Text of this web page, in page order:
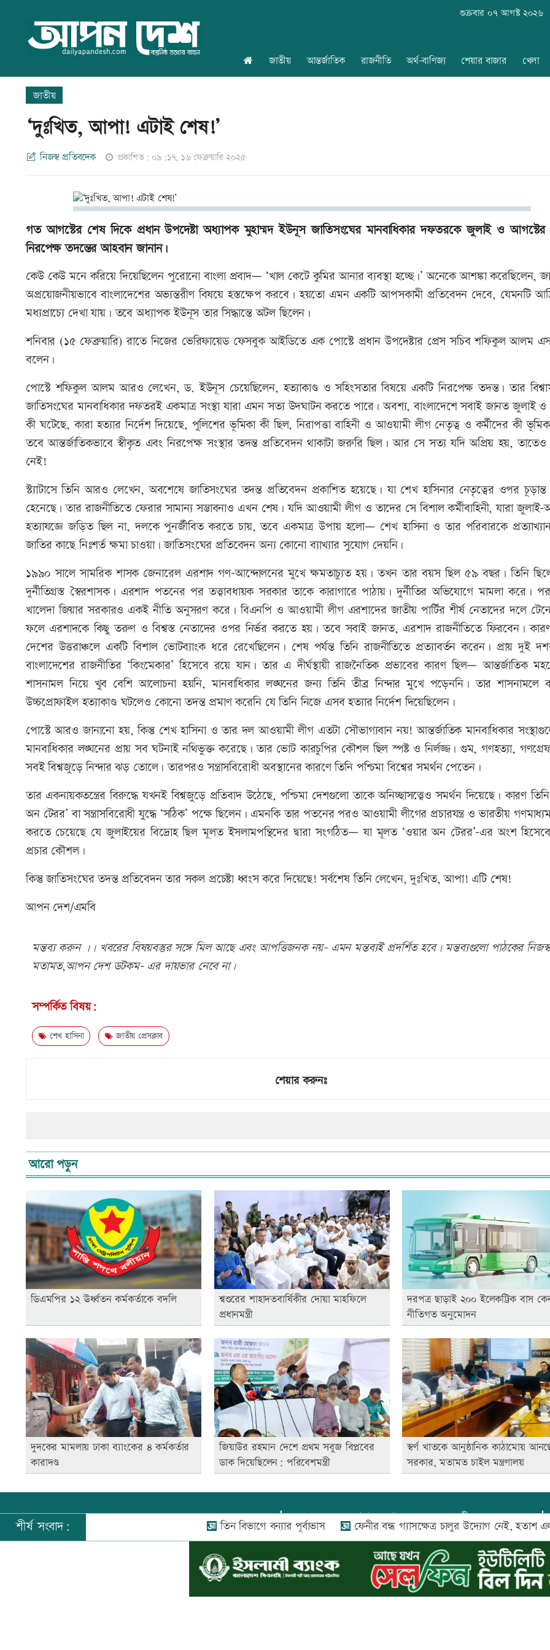
শুক্রবার ০৭ আগস্ট ২০২৬
জাতীয় আন্তর্জাতিক রাজনীতি অর্থ-বাণিজ্য শেয়ার বাজার খেলা
জাতীয়
‘দুঃখিত, আপা! এটাই শেষ!’
নিজস্ব প্রতিবদেক প্রকাশিত: ০৯:১৭, ১৬ ফেব্রুয়ারি ২০২৫
গত আগস্টের শেষ দিকে প্রধান উপদেষ্টা অধ্যাপক মুহাম্মদ ইউনূস জাতিসংঘের মানবাধিকার দফতরকে জুলাই ও আগস্টের
নিরপেক্ষ তদন্তের আহবান জানান।
কেউ কেউ মনে করিয়ে দিয়েছিলেন পুরোনো বাংলা প্রবাদ— ‘খাল কেটে কুমির আনার ব্যবস্থা হচ্ছে।’ অনেকে আশঙ্কা করেছিলেন,
অপ্রয়োজনীয়ভাবে বাংলাদেশের অভ্যন্তরীণ বিষয়ে হস্তক্ষেপ করবে। হয়তো এমন একটি আপসকামী প্রতিবেদন দেবে, যেমনটি
মধ্যপ্রাচ্যে দেখা যায়। তবে অধ্যাপক ইউনূস তার সিদ্ধান্তে অটল ছিলেন।
শনিবার (১৫ ফেব্রুয়ারি) রাতে নিজের ভেরিফায়েড ফেসবুক আইডিতে এক পোস্টে প্রধান উপদেষ্টার প্রেস সচিব শফিকুল আলম
বলেন।
পোস্টে শফিকুল আলম আরও লেখেন, ড. ইউনূস চেয়েছিলেন, হত্যাকাণ্ড ও সহিংসতার বিষয়ে একটি নিরপেক্ষ তদন্ত। তার
জাতিসংঘের মানবাধিকার দফতরই একমাত্র সংস্থা যারা এমন সত্য উদঘাটন করতে পারে। অবশ্য, বাংলাদেশে সবাই জানত জুলাই
কী ঘটেছে, কারা হত্যার নির্দেশ দিয়েছে, পুলিশের ভূমিকা কী ছিল, নিরাপত্তা বাহিনী ও আওয়ামী লীগ নেতৃত্ব ও কর্মীদের কী
তবে আন্তর্জাতিকভাবে স্বীকৃত এবং নিরপেক্ষ সংস্থার তদন্ত প্রতিবেদন থাকাটা জরুরি ছিল। আর সে সত্য যদি অপ্রিয় হয়,
নেই!
স্ট্যাটাসে তিনি আরও লেখেন, অবশেষে জাতিসংঘের তদন্ত প্রতিবেদন প্রকাশিত হয়েছে। যা শেখ হাসিনার নেতৃত্বের ওপর
হেনেছে। তার রাজনীতিতে ফেরার সামান্য সম্ভাবনাও এখন শেষ। যদি আওয়ামী লীগ ও তাদের সে বিশাল কর্মীবাহিনী, যারা জুলাই-
হত্যাযজ্ঞে জড়িত ছিল না, দলকে পুনর্জীবিত করতে চায়, তবে একমাত্র উপায় হলো— শেখ হাসিনা ও তার পরিবারকে
জাতির কাছে নিঃশর্ত ক্ষমা চাওয়া। জাতিসংঘের প্রতিবেদন অন্য কোনো ব্যাখ্যার সুযোগ দেয়নি।
১৯৯০ সালে সামরিক শাসক জেনারেল এরশাদ গণ-আন্দোলনের মুখে ক্ষমতাচ্যুত হয়। তখন তার বয়স ছিল ৫৯ বছর। তিনি
দুর্নীতিগ্রস্ত স্বৈরশাসক। এরশাদ পতনের পর তত্ত্বাবধায়ক সরকার তাকে কারাগারে পাঠায়। দুর্নীতির অভিযোগে মামলা করে।
খালেদা জিয়ার সরকারও একই নীতি অনুসরণ করে। বিএনপি ও আওয়ামী লীগ এরশাদের জাতীয় পার্টির শীর্ষ নেতাদের দলে
ফলে এরশাদকে কিছু তরুণ ও বিশ্বস্ত নেতাদের ওপর নির্ভর করতে হয়। তবে সবাই জানত, এরশাদ রাজনীতিতে ফিরবেন।
দেশের উত্তরাঞ্চলে একটি বিশাল ভোটব্যাংক ধরে রেখেছিলেন। শেষ পর্যন্ত তিনি রাজনীতিতে প্রত্যাবর্তন করেন। প্রায় দুই
বাংলাদেশের রাজনীতির ‘কিংমেকার’ হিসেবে রয়ে যান। তার এ দীর্ঘস্থায়ী রাজনৈতিক প্রভাবের কারণ ছিল— আন্তর্জাতিক
শাসনামল নিয়ে খুব বেশি আলোচনা হয়নি, মানবাধিকার লঙ্ঘনের জন্য তিনি তীব্র নিন্দার মুখে পড়েননি। তার শাসনামলে
উচ্চপ্রোফাইল হত্যাকাণ্ড ঘটলেও কোনো তদন্ত প্রমাণ করেনি যে তিনি নিজে এসব হত্যার নির্দেশ দিয়েছিলেন।
পোস্টে আরও জানানো হয়, কিন্তু শেখ হাসিনা ও তার দল আওয়ামী লীগ এতটা সৌভাগ্যবান নয়! আন্তর্জাতিক মানবাধিকার
মানবাধিকার লঙ্ঘনের প্রায় সব ঘটনাই নথিভুক্ত করেছে। তার ভোট কারচুপির কৌশল ছিল স্পষ্ট ও নির্লজ্জ। গুম, গণহত্যা,
সবই বিশ্বজুড়ে নিন্দার ঝড় তোলে। তারপরও সন্ত্রাসবিরোধী অবস্থানের কারণে তিনি পশ্চিমা বিশ্বের সমর্থন পেতেন।
তার একনায়কতন্ত্রের বিরুদ্ধে যখনই বিশ্বজুড়ে প্রতিবাদ উঠেছে, পশ্চিমা দেশগুলো তাকে অনিচ্ছাসত্ত্বেও সমর্থন দিয়েছে। কারণ
অন টেরর’ বা সন্ত্রাসবিরোধী যুদ্ধে ‘সঠিক’ পক্ষে ছিলেন। এমনকি তার পতনের পরও আওয়ামী লীগের প্রচারযন্ত্র ও ভারতীয়
করতে চেয়েছে যে জুলাইয়ের বিদ্রোহ ছিল মূলত ইসলামপন্থিদের দ্বারা সংগঠিত— যা মূলত ‘ওয়ার অন টেরর’-এর অংশ
প্রচার কৌশল।
কিন্তু জাতিসংঘের তদন্ত প্রতিবেদন তার সকল প্রচেষ্টা ধ্বংস করে দিয়েছে! সর্বশেষ তিনি লেখেন, দুঃখিত, আপা! এটি শেষ!
আপন দেশ/এমবি
মন্তব্য করুন ।। খবরের বিষয়বস্তুর সঙ্গে মিল আছে এবং আপত্তিজনক নয়- এমন মন্তব্যই প্রদর্শিত হবে। মন্তব্যগুলো পাঠকের নিজস্ব
মতামত,আপন দেশ ডটকম- এর দায়ভার নেবে না।
সম্পর্কিত বিষয়:
শেখ হাসিনা জাতীয় প্রেসক্লাব
শেয়ার করুনঃ
আরো পড়ুন
ডিএমপির ১২ ঊর্ধ্বতন কর্মকর্তাকে বদলি
শ্বশুরের শাহাদতবার্ষিকীর দোয়া মাহফিলে
প্রধানমন্ত্রী
দরপত্র ছাড়াই ২০০ ইলেকট্রিক বাস
নীতিগত অনুমোদন
দুদকের মামলায় ঢাকা ব্যাংকের ৪ কর্মকর্তার
কারাদণ্ড
জিয়াউর রহমান দেশে প্রথম সবুজ বিপ্লবের
ডাক দিয়েছিলেন: পরিবেশমন্ত্রী
স্বর্ণ খাতকে আনুষ্ঠানিক কাঠামোয়
সরকার, মতামত চাইল মন্ত্রণালয়
প্রধান সম্পাদক:আফজাল বারী
প্রোমিতা আফরিন কর্তৃক সম্পাদিত ও প্রকাশিত
সি-৫০১, ৬ষ্ঠতলা, আল রাজী কমপ্লেক্স, ১৬৬-১৬৭
শহীদ সৈয়দ নজরুল ইসলাম সরণি, পুরানা পল্টন, ঢাকা-১০০০
শীর্ষ সংবাদ: তিন বিভাগে বন্যার পূর্বাভাস ফেনীর বন্ধ গ্যাসক্ষেত্র চালুর উদ্যোগ নেই, হতাশ